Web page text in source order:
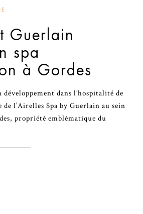
Guerlain
spa
à Gordes
dans l’hospitalité de
de l’Airelles Spa by Guerlain au sein
propriété emblématique du